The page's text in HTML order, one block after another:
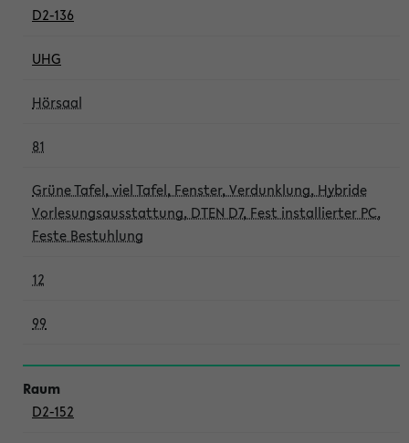
D2-136
UHG
Hörsaal
81
Grüne Tafel, viel Tafel, Fenster, Verdunklung, Hybride
Vorlesungsausstattung, DTEN D7, Fest installierter PC,
Feste Bestuhlung
12
99
D2-152